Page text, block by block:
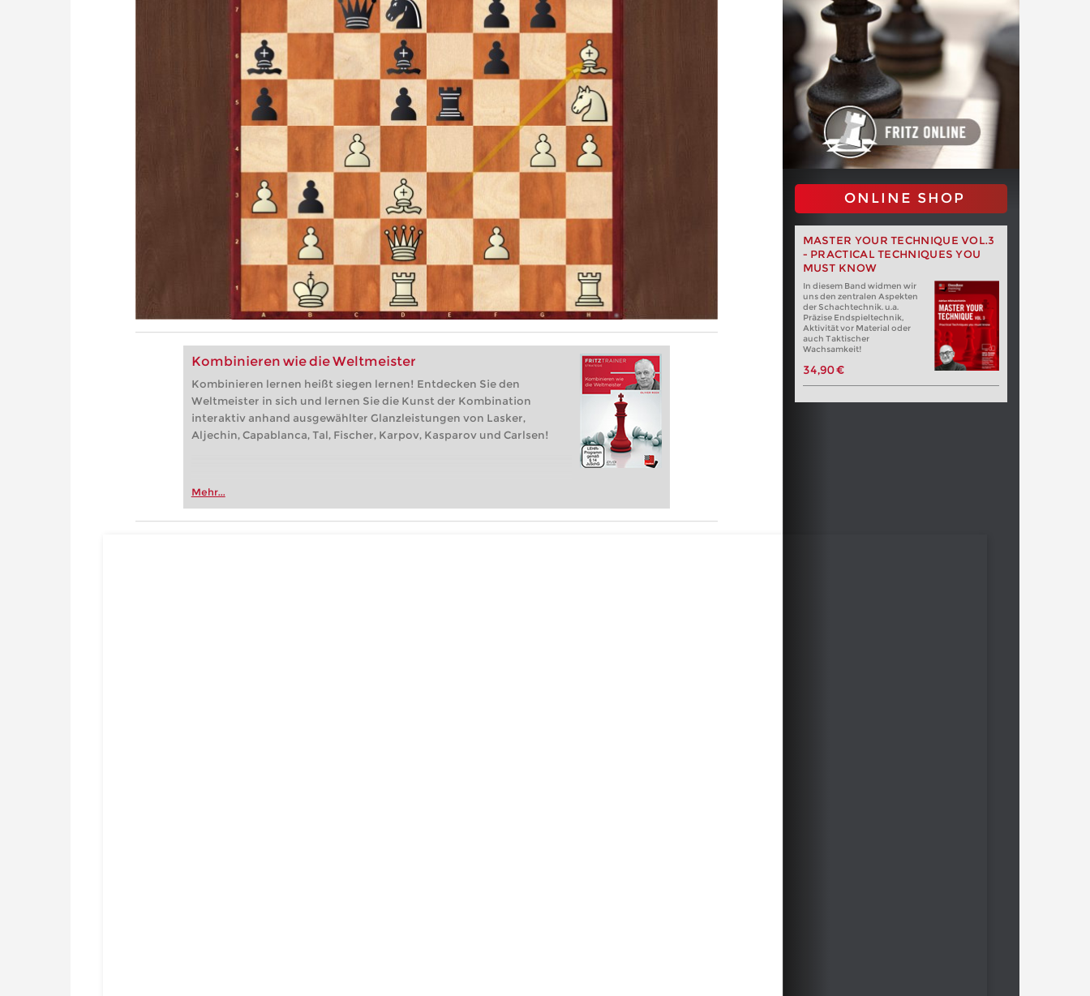
Kombinieren wie die Weltmeister
Kombinieren lernen heißt siegen lernen! Entdecken Sie den
Weltmeister in sich und lernen Sie die Kunst der Kombination
interaktiv anhand ausgewählter Glanzleistungen von Lasker,
Aljechin, Capablanca, Tal, Fischer, Karpov, Kasparov und Carlsen!
Mehr...
ONLINE SHOP
MASTER YOUR TECHNIQUE VOL.3
- PRACTICAL TECHNIQUES YOU
MUST KNOW
In diesem Band widmen wir
uns den zentralen Aspekten
der Schachtechnik. u.a.
Präzise Endspieltechnik,
Aktivität vor Material oder
auch Taktischer
Wachsamkeit!
34,90 €